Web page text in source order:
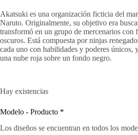
Akatsuki es una organización ficticia del
Naruto. Originalmente, su objetivo era
transformó en un grupo de mercenarios con
oscuros. Está compuesta por ninjas
cada uno con habilidades y poderes únicos,
una nube roja sobre un fondo negro.
Hay existencias
Modelo - Producto *
Los diseños se encuentran en todos los